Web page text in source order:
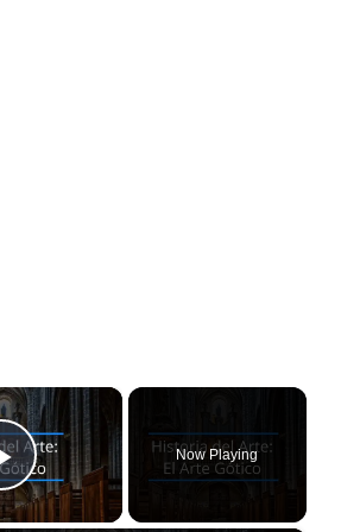
×
Play Video
Now Playing